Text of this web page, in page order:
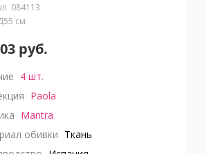
084113
см
руб.
4 шт.
Paola
Mantra
обивки Ткань